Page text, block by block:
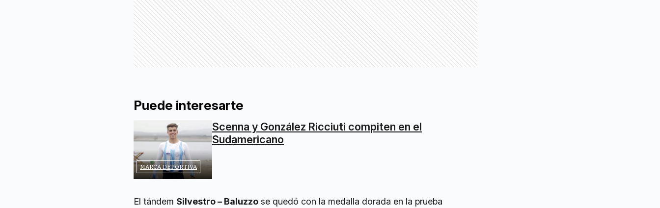
Puede interesarte
MARCA DEPORTIVA
Scenna y González Ricciuti compiten en el
Sudamericano
El tándem Silvestro – Baluzzo se quedó con la medalla dorada en la prueba